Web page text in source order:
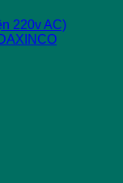
220v AC)